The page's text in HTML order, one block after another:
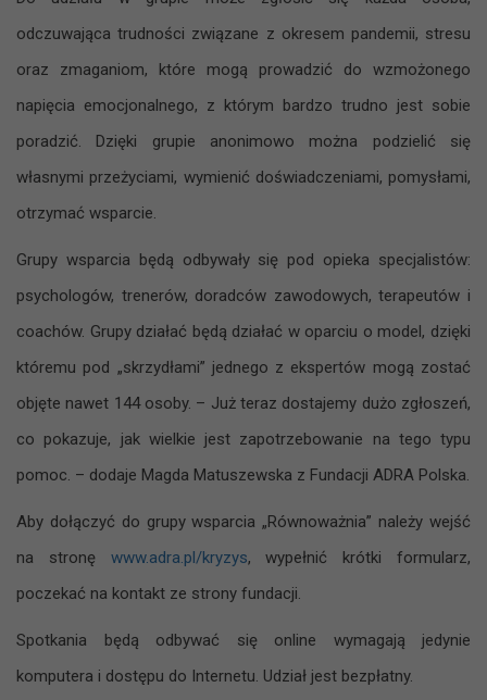
odczuwająca trudności związane z okresem pandemii, stresu
oraz zmaganiom, które mogą prowadzić do wzmożonego
napięcia emocjonalnego, z którym bardzo trudno jest sobie
poradzić. Dzięki grupie anonimowo można podzielić się
własnymi przeżyciami, wymienić doświadczeniami, pomysłami,
otrzymać wsparcie.
Grupy wsparcia będą odbywały się pod opieka specjalistów:
psychologów, trenerów, doradców zawodowych, terapeutów i
coachów. Grupy działać będą działać w oparciu o model, dzięki
któremu pod „skrzydłami” jednego z ekspertów mogą zostać
objęte nawet 144 osoby. – Już teraz dostajemy dużo zgłoszeń,
co pokazuje, jak wielkie jest zapotrzebowanie na tego typu
pomoc. – dodaje Magda Matuszewska z Fundacji ADRA Polska.
Aby dołączyć do grupy wsparcia „Równoważnia” należy wejść
na stronę www.adra.pl/kryzys, wypełnić krótki formularz,
poczekać na kontakt ze strony fundacji.
Spotkania będą odbywać się online wymagają jedynie
komputera i dostępu do Internetu. Udział jest bezpłatny.